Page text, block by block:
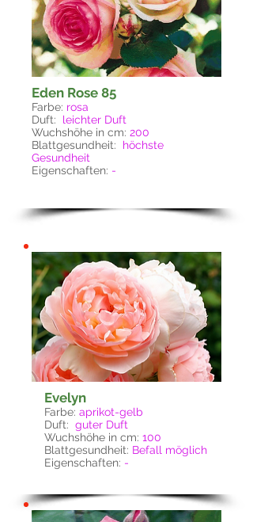
Eden Rose 85
Farbe: rosa
Duft:
leichter Duft
Wuchshöhe in cm: 200
Blattgesundheit: höchste
Gesundheit
Eigenschaften: -
Evelyn
Farbe: aprikot-gelb
Duft: guter Duft
Wuchshöhe in cm: 100
Blattgesundheit: Befall möglich
Eigenschaften: -